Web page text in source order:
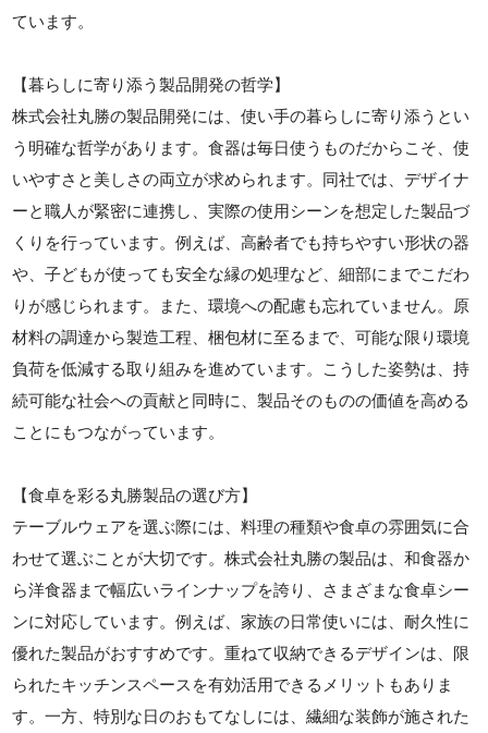
ています。
【暮らしに寄り添う製品開発の哲学】
株式会社丸勝の製品開発には、使い手の暮らしに寄り添うとい
う明確な哲学があります。食器は毎日使うものだからこそ、使
いやすさと美しさの両立が求められます。同社では、デザイナ
ーと職人が緊密に連携し、実際の使用シーンを想定した製品づ
くりを行っています。例えば、高齢者でも持ちやすい形状の器
や、子どもが使っても安全な縁の処理など、細部にまでこだわ
りが感じられます。また、環境への配慮も忘れていません。原
材料の調達から製造工程、梱包材に至るまで、可能な限り環境
負荷を低減する取り組みを進めています。こうした姿勢は、持
続可能な社会への貢献と同時に、製品そのものの価値を高める
ことにもつながっています。
【食卓を彩る丸勝製品の選び方】
テーブルウェアを選ぶ際には、料理の種類や食卓の雰囲気に合
わせて選ぶことが大切です。株式会社丸勝の製品は、和食器か
ら洋食器まで幅広いラインナップを誇り、さまざまな食卓シー
ンに対応しています。例えば、家族の日常使いには、耐久性に
優れた製品がおすすめです。重ねて収納できるデザインは、限
られたキッチンスペースを有効活用できるメリットもありま
す。一方、特別な日のおもてなしには、繊細な装飾が施された